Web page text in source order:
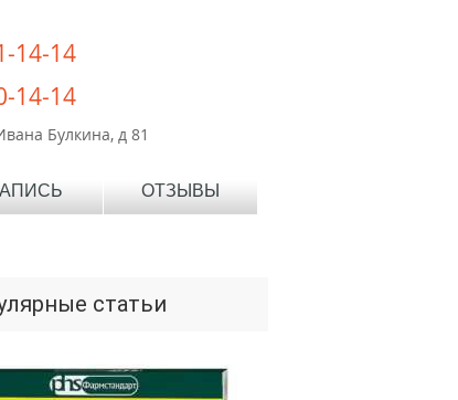
14-14
14-14
Булкина, д 81
ОТЗЫВЫ
статьи